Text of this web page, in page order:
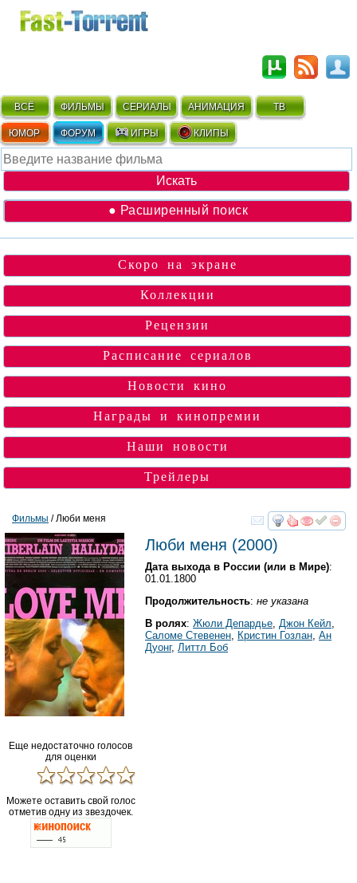
ВСЁ ФИЛЬМЫ СЕРИАЛЫ АНИМАЦИЯ ТВ
ЮМОР ФОРУМ ИГРЫ КЛИПЫ
● Расширенный поиск
Скоро на экране
Коллекции
Рецензии
Расписание сериалов
Новости кино
Награды и кинопремии
Наши новости
Трейлеры
смотреть
Фильмы / Люби меня
Еще недостаточно голосов
для оценки
Можете оставить свой голос
отметив одну из звездочек.
Люби меня (2000)
Дата выхода в России (или в Мире):
01.01.1800
Продолжительность: не указана
В ролях: Жюли Депардье Джон Кейл
Саломе Стевенен
Кристин Гозлан Ан
Дуонг, Литтл Боб